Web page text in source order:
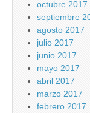
octubre 2017
septiembre
agosto 2017
julio 2017
junio 2017
mayo 2017
abril 2017
marzo 2017
febrero 2017